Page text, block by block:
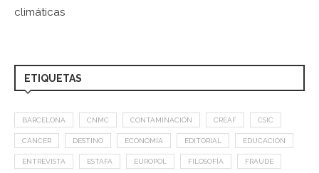
climáticas
ETIQUETAS
BARCELONA CNMC CONTAMINACIÓN CREAF CSIC
CÁNCER DESTINO ECONOMÍA EDITORIAL EDUCACIÓN
ENTREVISTA ESTAFA EUROPOL FILOSOFÍA FRAUDE